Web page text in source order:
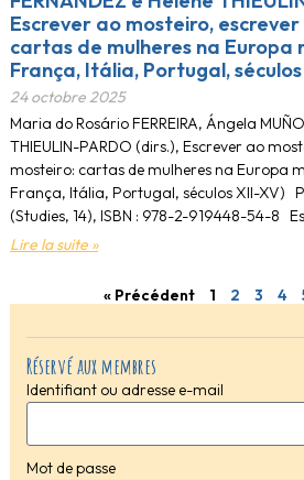
Réservé aux membres
Identifiant ou adresse e-mail
Mot de passe
Escrever ao mosteiro,
cartas de mulheres na Europa
França, Itália, Portugal,
24 octobre 2025
Maria do Rosário FERREIRA, Ángela
THIEULIN-PARDO (dirs.), Escrever ao
mosteiro: cartas de mulheres na Europa
França, Itália, Portugal, séculos XII-XV)
(Studies, 14), ISBN : 978-2-919448-54-8
Lire la suite »
« Précédent 1 2 3 4